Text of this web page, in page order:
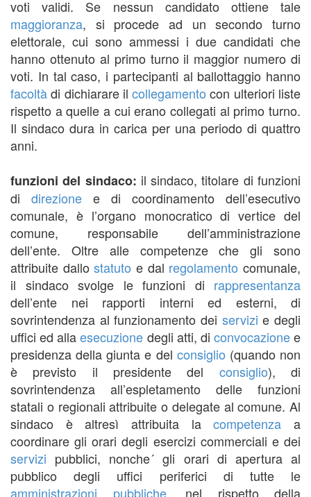
voti validi. Se nessun candidato ottiene tale
maggioranza, si procede ad un secondo turno
elettorale, cui sono ammessi i due candidati che
hanno ottenuto al primo turno il maggior numero di
voti. In tal caso, i partecipanti al ballottaggio hanno
facoltàdi dichiarare ilcollegamento con ulteriori liste
rispetto a quelle a cui erano collegati al primo turno.
Il sindaco dura in carica per una periodo di quattro
anni.
funzioni del sindaco: il sindaco, titolare di funzioni
di direzione e di coordinamento dell’esecutivo
comunale, è l’organo monocratico di vertice del
comune, responsabile dell’amministrazione
dell’ente. Oltre alle competenze che gli sono
attribuite dallostatuto e dal regolamento comunale,
il sindaco svolge le funzioni di rappresentanza
dell’ente nei rapporti interni ed esterni, di
sovrintendenza al funzionamento dei servizi e degli
uffici ed allaesecuzione degli atti, di convocazionee
presidenza della giunta e del consiglio (quando non
è previsto il presidente del consiglio), di
sovrintendenza all’espletamento delle funzioni
statali o regionali attribuite o delegate al comune. Al
sindaco è altresì attribuita lacompetenza a
coordinare gli orari degli esercizi commerciali e dei
servizi pubblici, nonche´ gli orari di apertura al
pubblico degli uffici periferici di tutte le
amministrazioni pubbliche, nel rispetto della